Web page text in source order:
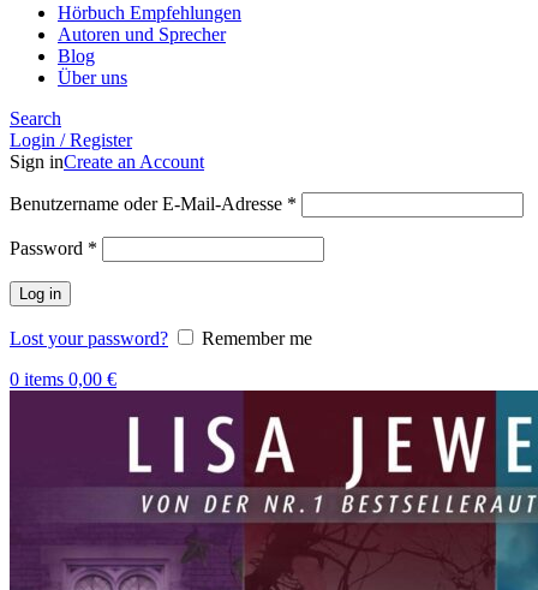
Hörbuch Empfehlungen
Autoren und Sprecher
Blog
Über uns
Search
Login / Register
Sign inCreate an Account
Benutzername oder E-Mail-Adresse *
Password *
Log in
Lost your password?
Remember me
0 items 0,00 €